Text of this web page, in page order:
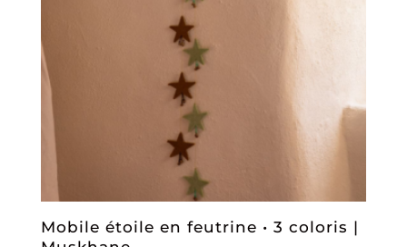
Mobile étoile en feutrine • 3 coloris |